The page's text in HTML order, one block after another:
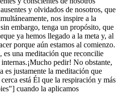
y olvidados de nosotros, que
nos inspire a la
embargo, tenga un propósito, que
ya hemos llegado a la meta y, al
porque aún estamos al comienzo.
es una meditación que reconcilie
pedir! No obstante,
es justamente la meditación que
está Él que la respiración y más
cuando la aplicamos